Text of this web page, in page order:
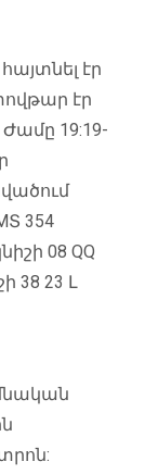
էր
էր
19:19-
354
08 QQ
38 23 Լ